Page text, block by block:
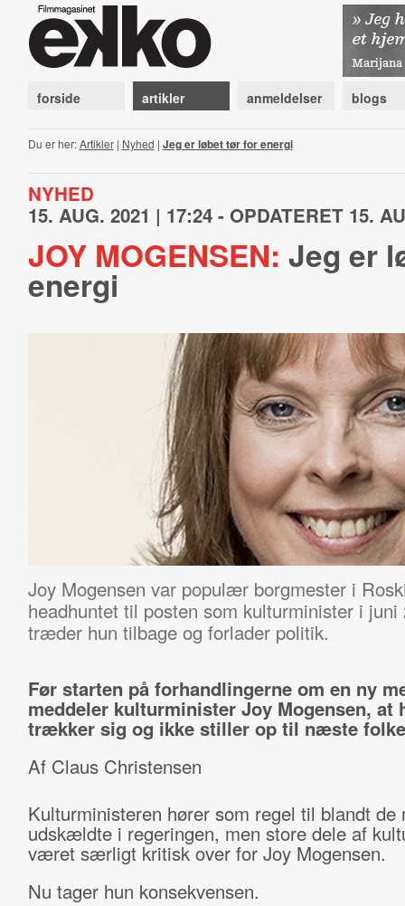
forside artikler anmeldelser blogs
Du er her:Artikler| Nyhed | Jeg er løbet tør for energi
NYHED
15. AUG. 2021 | 17:24 - OPDATERET 15.
JOY MOGENSEN: Jeg er
energi
Joy Mogensen var populær borgmester i
headhuntet til posten som kulturminister i
træder hun tilbage og forlader politik.
Før starten på forhandlingerne om en ny
meddeler kulturminister Joy Mogensen, at
trækker sig og ikke stiller op til næste
Af Claus Christensen
Kulturministeren hører som regel til blandt de
udskældte i regeringen, men store dele af
været særligt kritisk over for Joy Mogensen.
Nu tager hun konsekvensen.